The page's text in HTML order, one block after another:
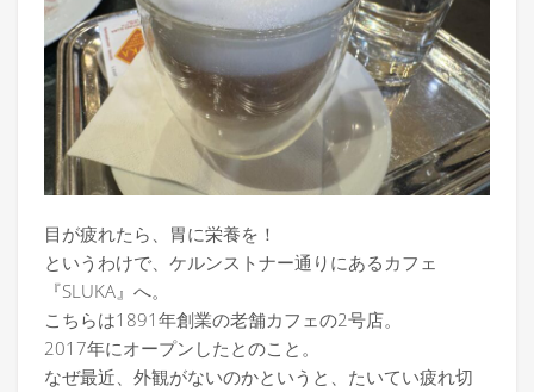
目が疲れたら、胃に栄養を！
というわけで、ケルンストナー通りにあるカフェ
『SLUKA』へ。
こちらは1891年創業の老舗カフェの2号店。
2017年にオープンしたとのこと。
なぜ最近、外観がないのかというと、たいてい疲れ切